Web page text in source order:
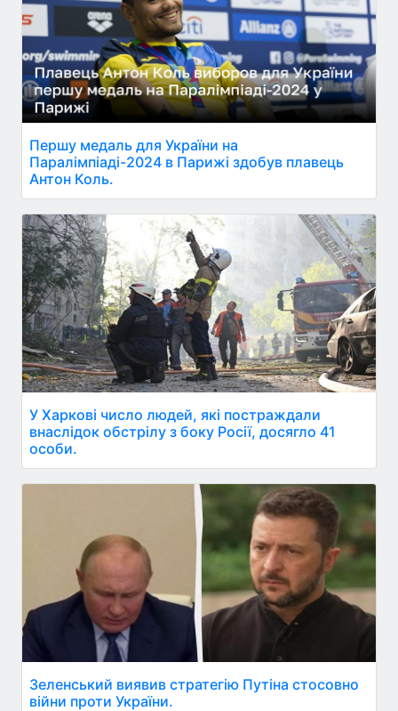
Першу медаль для України на
Паралімпіаді-2024 в Парижі здобув плавець
Антон Коль.
У Харкові число людей, які постраждали
внаслідок обстрілу з боку Росії, досягло 41
особи.
Зеленський виявив стратегію Путіна стосовно
війни проти України.